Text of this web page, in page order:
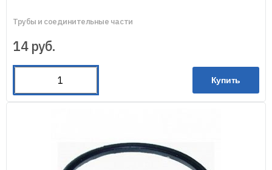
Трубы и соединительные части
14 руб.
Купить